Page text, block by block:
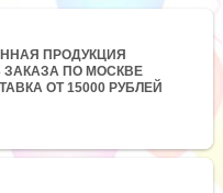
ПРОДУКЦИЯ
ЗАКАЗА ПО МОСКВЕ
ОТ 15000 РУБЛЕЙ